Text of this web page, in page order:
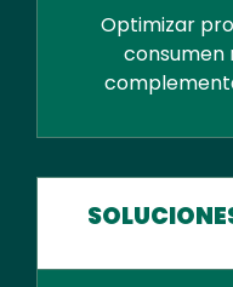
Optimizar
consumen